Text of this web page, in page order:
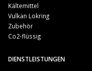
Kältemittel
Vulkan Lokring
Zubehör
Co2-flüssig
DIENSTLEISTUNGEN